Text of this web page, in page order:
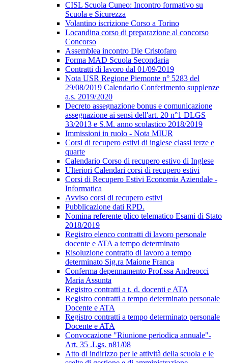
CISL Scuola Cuneo: Incontro formativo su
Scuola e Sicurezza
Volantino iscrizione Corso a Torino
Locandina corso di preparazione al concorso
Concorso
Assemblea incontro Die Cristofaro
Forma MAD Scuola Secondaria
Contratti di lavoro dal 01/09/2019
Nota USR Regione Piemonte n° 5283 del
29/08/2019 Calendario Conferimento supplenze
a.s. 2019/2020
Decreto assegnazione bonus e comunicazione
assegnazione ai sensi dell'art. 20 n°1 DLGS
33/2013 e S.M. anno scolastico 2018/2019
Immissioni in ruolo - Nota MIUR
Corsi di recupero estivi di inglese classi terze e
quarte
Calendario Corso di recupero estivo di Inglese
Ulteriori Calendari corsi di recupero estivi
Corsi di Recupero Estivi Economia Aziendale -
Informatica
Avviso corsi di recupero estivi
Pubblicazione dati RPD.
Nomina referente plico telematico Esami di Stato
2018/2019
Registro elenco contratti di lavoro personale
docente e ATA a tempo determinato
Risoluzione contratto di lavoro a tempo
determinato Sig.ra Maione Franca
Conferma depennamento Prof.ssa Andreocci
Maria Assunta
Registro contratti a t. d. docenti e ATA
Registro contratti a tempo determinato personale
Docente e ATA
Registro contratti a tempo determinato personale
Docente e ATA
Convocazione "Riunione periodica annuale"-
Art. 35 .Lgs. n81/08
Atto di indirizzo per le attività della scuola e le